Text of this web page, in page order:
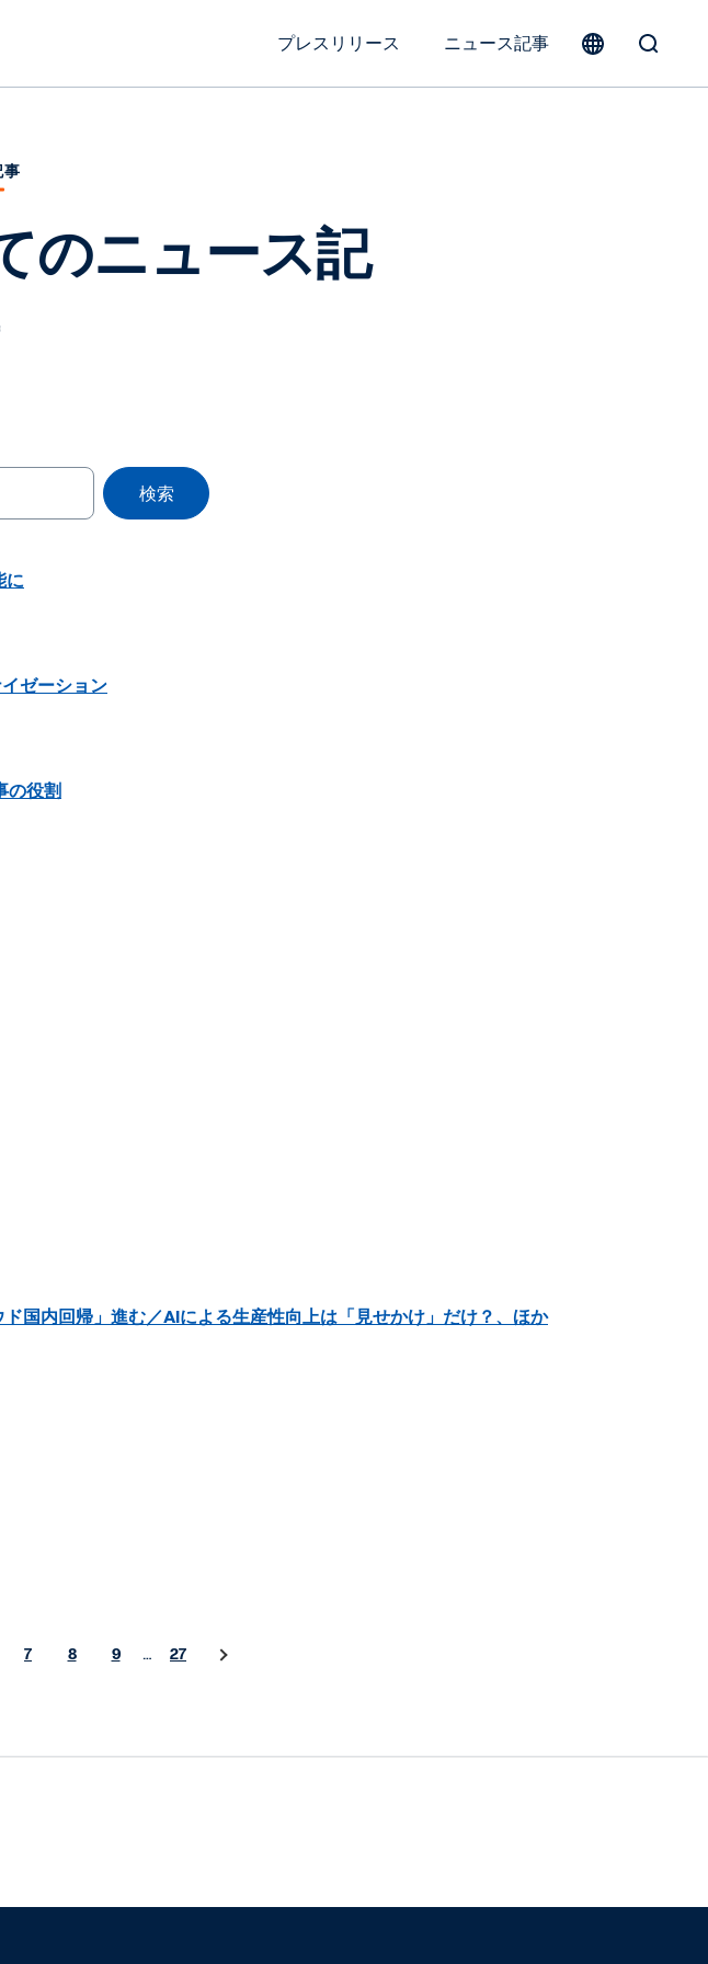
プレスリリース
ニュース記事
事
のニュース記
検索
に
ゼーション
の役割
国内回帰」進む／AIによる生産性向上は「見せかけ」だけ？、ほか
7 8 9 … 27